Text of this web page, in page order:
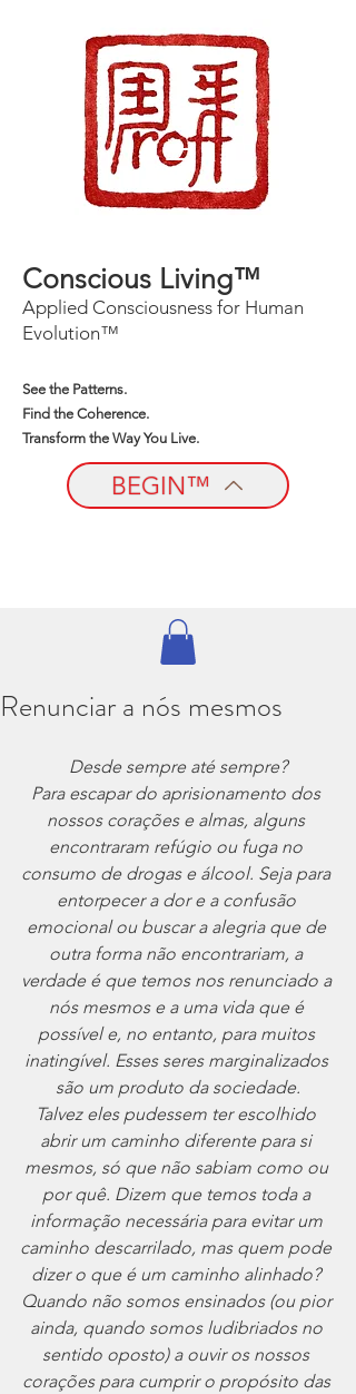
Conscious Living™
Applied Consciousness for Human
Evolution™
See the Patterns.
Find the Coherence.
Transform the Way You Live.
BEGIN™
Renunciar a nós mesmos
Desde sempre até sempre?
Para escapar do aprisionamento dos
nossos corações e almas, alguns
encontraram refúgio ou fuga no
consumo de drogas e álcool. Seja para
entorpecer a dor e a confusão
emocional ou buscar a alegria que de
outra forma não encontrariam, a
verdade é que temos nos renunciado a
nós mesmos e a uma vida que é
possível e, no entanto, para muitos
inatingível. Esses seres marginalizados
são um produto da sociedade.
Talvez eles pudessem ter escolhido
abrir um caminho diferente para si
mesmos, só que não sabiam como ou
por quê. Dizem que temos toda a
informação necessária para evitar um
caminho descarrilado, mas quem pode
dizer o que é um caminho alinhado?
Quando não somos ensinados (ou pior
ainda, quando somos ludibriados no
sentido oposto) a ouvir os nossos
corações para cumprir o propósito das